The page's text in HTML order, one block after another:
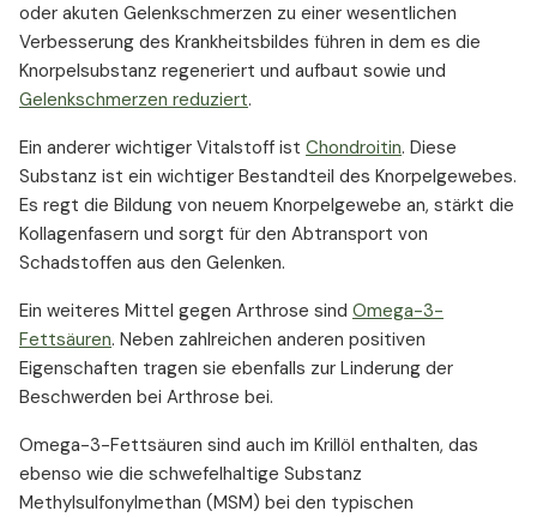
oder akuten Gelenkschmerzen zu einer wesentlichen
Verbesserung des Krankheitsbildes führen in dem es die
Knorpelsubstanz regeneriert und aufbaut sowie und
Gelenkschmerzen reduziert.
Ein anderer wichtiger Vitalstoff ist Chondroitin. Diese
Substanz ist ein wichtiger Bestandteil des Knorpelgewebes.
Es regt die Bildung von neuem Knorpelgewebe an, stärkt die
Kollagenfasern und sorgt für den Abtransport von
Schadstoffen aus den Gelenken.
Ein weiteres Mittel gegen Arthrose sind Omega-3-
Fettsäuren. Neben zahlreichen anderen positiven
Eigenschaften tragen sie ebenfalls zur Linderung der
Beschwerden bei Arthrose bei.
Omega-3-Fettsäuren sind auch im Krillöl enthalten, das
ebenso wie die schwefelhaltige Substanz
Methylsulfonylmethan (MSM) bei den typischen